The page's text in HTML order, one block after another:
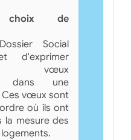
de
Social
d'exprimer
vœux
dans une
Ces vœux sont
où ils ont
la mesure des